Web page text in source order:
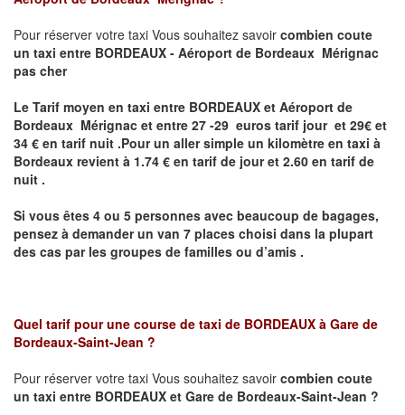
Pour réserver votre taxi Vous souhaitez savoir combien coute
un taxi entre BORDEAUX - Aéroport de Bordeaux Mérignac
pas cher
Le Tarif moyen en taxi entre BORDEAUX et Aéroport de
Bordeaux Mérignac et entre 27 -29 euros tarif jour et 29€ et
34 € en tarif nuit .Pour un aller simple un kilomètre en taxi à
Bordeaux revient à 1.74 € en tarif de jour et 2.60 en tarif de
nuit .
Si vous êtes 4 ou 5 personnes avec beaucoup de bagages,
pensez à demander un van 7 places choisi dans la plupart
des cas par les groupes de familles ou d’amis .
Quel tarif pour une course de taxi de BORDEAUX à Gare de
Bordeaux-Saint-Jean ?
Pour réserver votre taxi Vous souhaitez savoir combien coute
un taxi entre BORDEAUX et Gare de Bordeaux-Saint-Jean ?